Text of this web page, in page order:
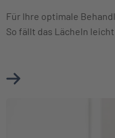
Für Ihre optimale
So fällt das Lächeln
Mehr über
Weiter zu